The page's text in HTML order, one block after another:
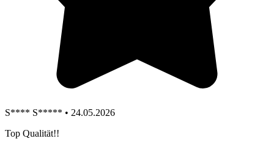
S**** S***** • 24.05.2026
Top Qualität!!